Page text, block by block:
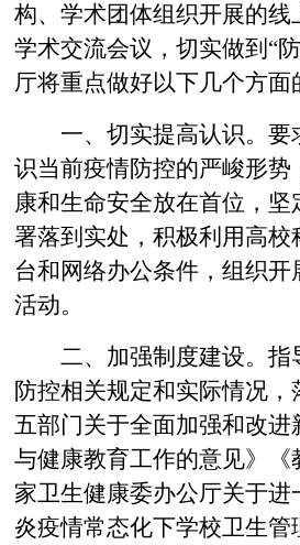
构、学术团体组织开展的线
学术交流会议，切实做到“
厅将重点做好以下几个方面
一、切实提高认识。要
识当前疫情防控的严峻形势
康和生命安全放在首位，坚
署落到实处，积极利用高校
台和网络办公条件，组织
活动。
二、加强制度建设。指
防控相关规定和实际情况，
五部门关于全面加强和改进
与健康教育工作的意见》《
家卫生健康委办公厅关于进
炎疫情常态化下学校卫生管